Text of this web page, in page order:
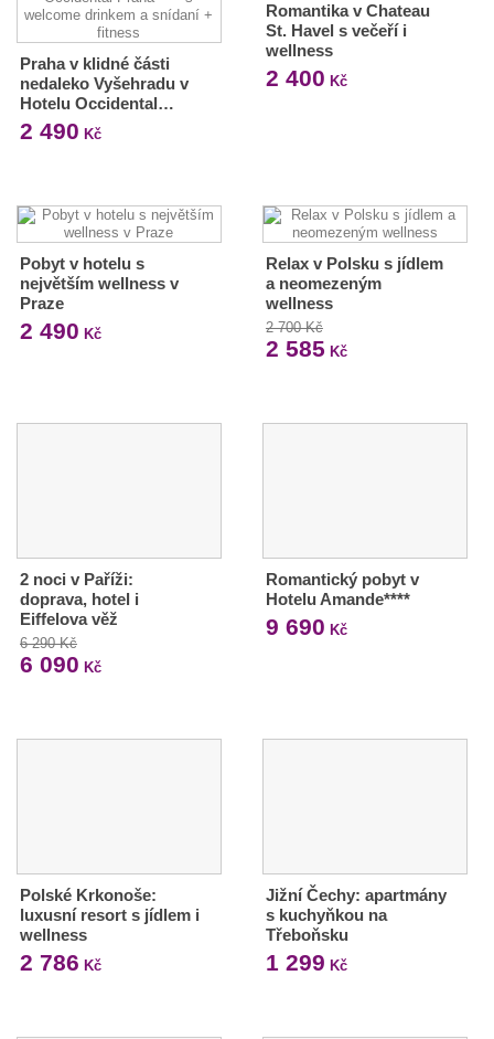
Praha v klidné části
nedaleko Vyšehradu v
Hotelu Occidental…
2 490 Kč
Romantika v Chateau
St. Havel s večeří i
wellness
2 400 Kč
Pobyt v hotelu s
největším wellness v
Praze
2 490 Kč
Relax v Polsku s jídlem
a neomezeným
wellness
2 700 Kč
2 585 Kč
2 noci v Paříži:
doprava, hotel i
Eiffelova věž
6 290 Kč
6 090 Kč
Romantický pobyt v
Hotelu Amande****
9 690 Kč
Polské Krkonoše:
luxusní resort s jídlem i
wellness
2 786 Kč
Jižní Čechy: apartmány
s kuchyňkou na
Třeboňsku
1 299 Kč